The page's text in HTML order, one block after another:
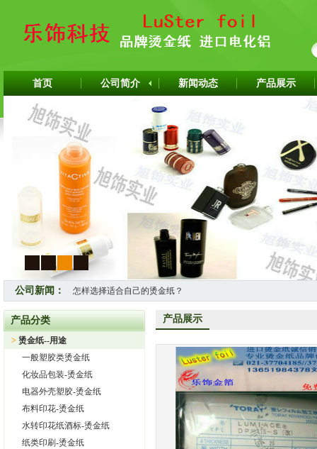
首页 公司简介 新闻动态 产品展示
4
公司新闻：
怎样选择适合自己的烫金纸？
热烈祝贺上海旭饰实业有限公司成为韩国ITW烫金纸华东区代理商
上海旭饰实业有限公司—日本东洋烫金纸TORAY烫金纸华东区总
热烈祝贺上海旭饰实业有限公司成为德国库尔兹烫金纸一级代理
热烈祝贺旭饰实业成为日本OIKE烫金纸尾池烫金纸华东区总代理
上海旭饰实业有限公司——进口烫金纸专业供应商
怎样选择进口烫金纸
上海旭饰实业有限公司 专业供应汽车中网烫金纸，汽车格栅烫金
产品分类
> 烫金纸--用途
一般塑胶类烫金纸
化妆品包装-烫金纸
电器外壳塑胶-烫金纸
布料印花-烫金纸
水转印花纸酒标-烫金纸
纸类印刷-烫金纸
产品展示